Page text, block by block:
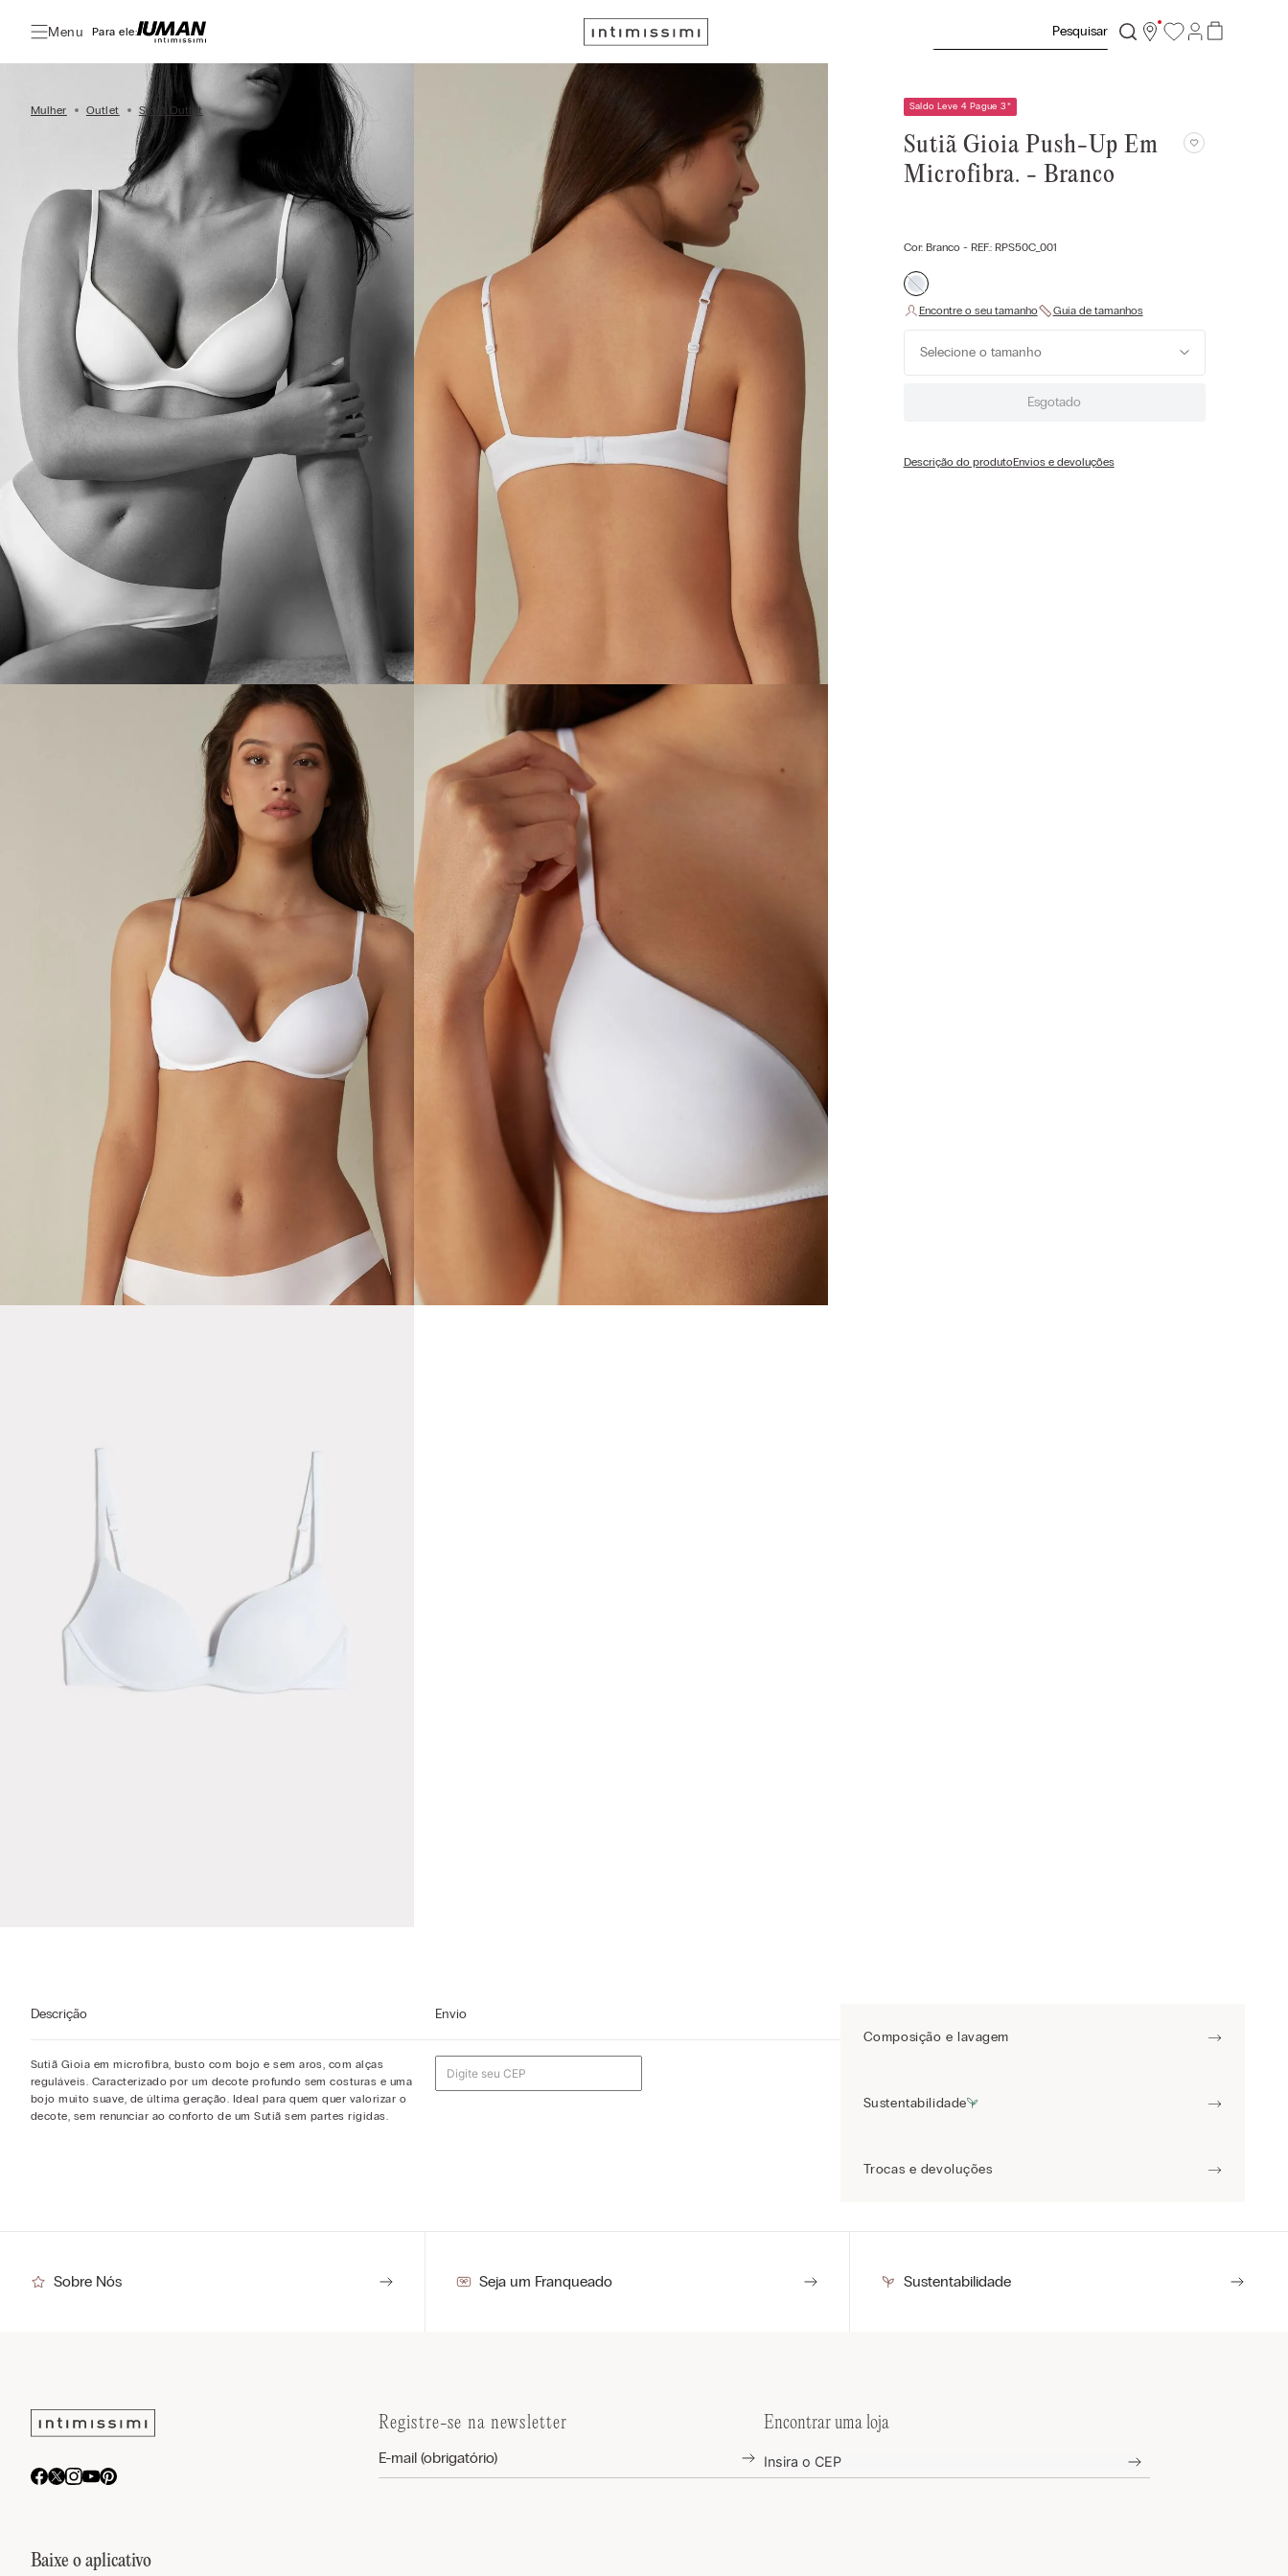
Menu Para ele:
Mulher Outlet Sutiã Outlet Saldo Leve 4 Pague 3*
Sutiã Gioia Push-Up Em
Microfibra. - Branco
Cor: Branco- REF.: RPS50C_001
Selecione o tamanho
Esgotado
Descrição do produtoEnvios e devoluções
Descrição
Sutiã Gioia em microfibra, busto com bojo e sem aros, com alças
reguláveis. Caracterizado por um decote profundo sem costuras e uma
bojo muito suave, de última geração. Ideal para quem quer valorizar o
decote, sem renunciar ao conforto de um Sutiã sem partes rígidas.
Envio
Composição e lavagem
Sustentabilidade
Trocas e devoluções
Sobre Nós Seja um Franqueado Sustentabilidade
Baixe o aplicativo
Registre-se na newsletter Encontrar uma loja